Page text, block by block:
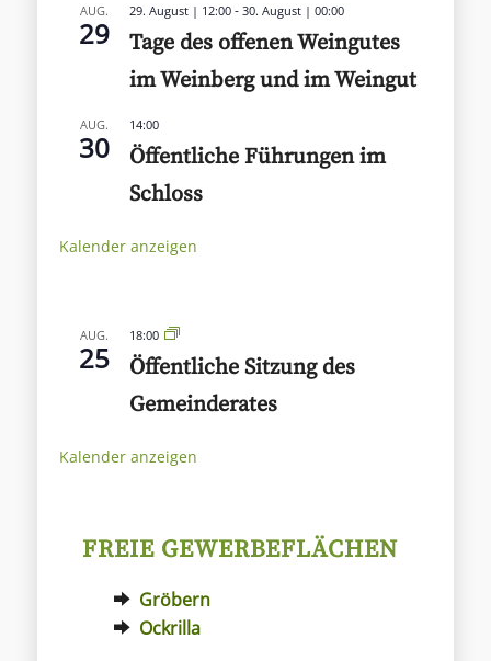
AUG.
29
29. August | 12:00- 30. August | 00:00
Tage des offenen Weingutes
im Weinberg und im Weingut
AUG.
30
14:00
Öffentliche Führungen im
Schloss
Kalender anzeigen
AUG.
25
18:00
Öffentliche Sitzung des
Gemeinderates
Kalender anzeigen
FREIE GEWERBEFLÄCHEN
Gröbern
Ockrilla